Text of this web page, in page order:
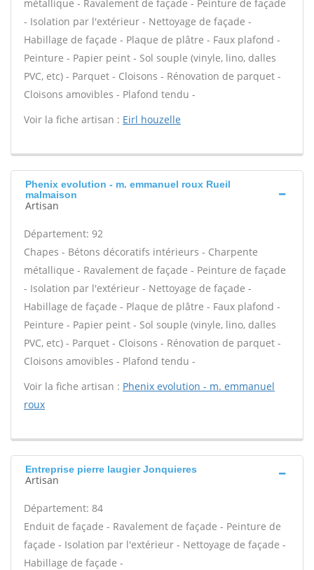
métallique - Ravalement de façade - Peinture de façade
- Isolation par l'extérieur - Nettoyage de façade -
Habillage de façade - Plaque de plâtre - Faux plafond -
Peinture - Papier peint - Sol souple (vinyle, lino, dalles
PVC, etc) - Parquet - Cloisons - Rénovation de parquet -
Cloisons amovibles - Plafond tendu -
Voir la fiche artisan : Eirl houzelle
Phenix evolution - m. emmanuel roux Rueil
malmaison
Artisan
Département: 92
Chapes - Bétons décoratifs intérieurs - Charpente
métallique - Ravalement de façade - Peinture de façade
- Isolation par l'extérieur - Nettoyage de façade -
Habillage de façade - Plaque de plâtre - Faux plafond -
Peinture - Papier peint - Sol souple (vinyle, lino, dalles
PVC, etc) - Parquet - Cloisons - Rénovation de parquet -
Cloisons amovibles - Plafond tendu -
Voir la fiche artisan : Phenix evolution - m. emmanuel
roux
Entreprise pierre laugier Jonquieres
Artisan
Département: 84
Enduit de façade - Ravalement de façade - Peinture de
façade - Isolation par l'extérieur - Nettoyage de façade -
Habillage de façade -